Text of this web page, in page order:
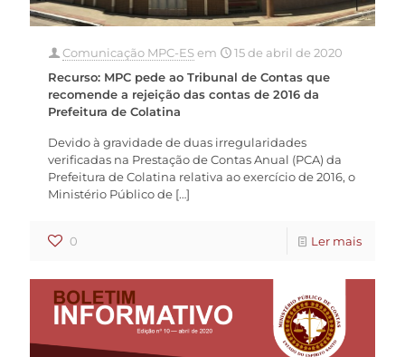
Comunicação MPC-ESem
15 de abril de 2020
Recurso: MPC pede ao Tribunal de Contas que
recomende a rejeição das contas de 2016 da
Prefeitura de Colatina
Devido à gravidade de duas irregularidades
verificadas na Prestação de Contas Anual (PCA) da
Prefeitura de Colatina relativa ao exercício de 2016, o
Ministério Público de […]
0 Ler mais